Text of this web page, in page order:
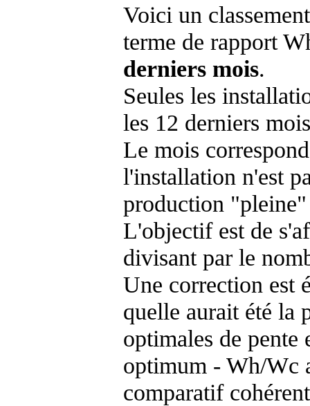
Voici un
terme de rapport
derniers mois.
Seules les
les 12 derniers
Le mois
l'installation n'est
production "pleine"
L'objectif est de
divisant par le
Une correction est
quelle aurait été la
optimales de
optimum - Wh/Wc
comparatif